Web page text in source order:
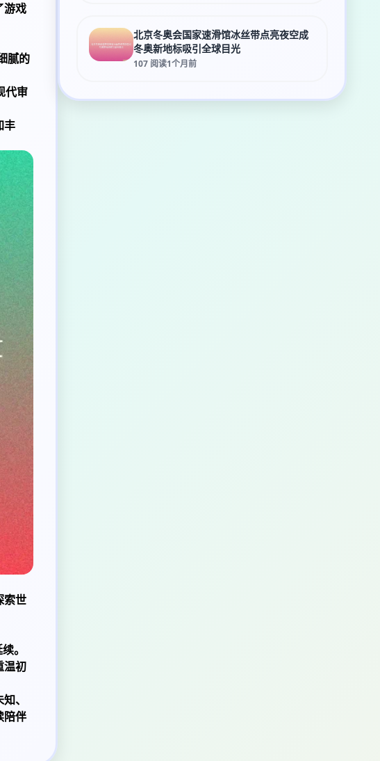
游戏
腻的
代审
丰
索世
。
温初
、
陪伴
北京冬奥会国家速滑馆冰丝带点亮夜空成
冬奥新地标吸引全球目光
107 阅读1个月前